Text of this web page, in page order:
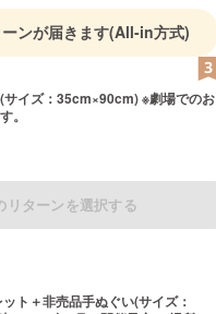
ンが届きます(All-in方式)
35cm×90cm) ※劇場でのお
。
リターンを選択する
ト＋非売品手ぬぐい(サイズ：